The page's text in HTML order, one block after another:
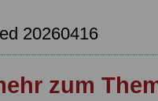
20260416
zum